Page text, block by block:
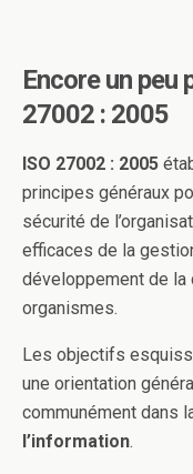
Encore un peu
27002 : 2005
ISO 27002 : 2005
principes généraux
sécurité de
efficaces de la
développement de
organismes.
Les objectifs
une orientation
communément dans
l’information.